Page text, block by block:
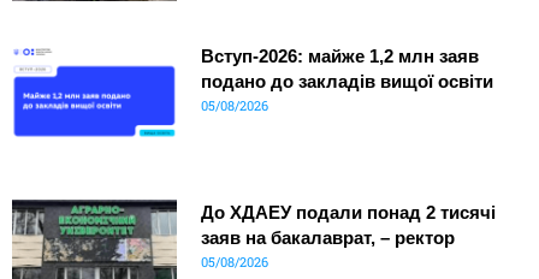
Вступ-2026: майже 1,2 млн заяв
подано до закладів вищої освіти
05/08/2026
До ХДАЕУ подали понад 2 тисячі
заяв на бакалаврат, – ректор
05/08/2026